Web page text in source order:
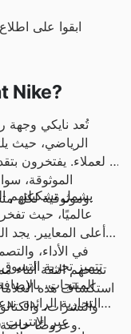
ابقوا على
Nike?
تُعد نايكي وجهة
الرياضي، حيث
العملاء. يفتخرون
الموثوقة،
وموثوقية لكل متسوق يبحث عن الأفضل في عالم الرياضة.يشمل تشكيلتهم
عالميًا، حيث
أعلى المعايير. يجد
في الأداء،
تمنحهم الثقة
استكشاف هذه
والنشرات،
وعروضًا خاصة، مما يجعل عملية التسوق ممتعة ومجزية.
تتميز تجربة
المنتجات،
التجارية
عبر